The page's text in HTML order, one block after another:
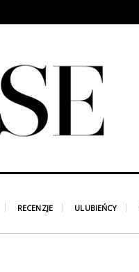
RECENZJE ULUBIEŃCY